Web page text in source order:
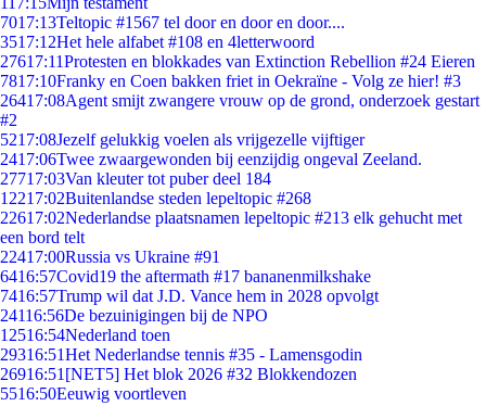
7017:13Teltopic #1567 tel door en door en door....
3517:12Het hele alfabet #108 en 4letterwoord
27617:11Protesten en blokkades van Extinction Rebellion #24 Eieren
7817:10Franky en Coen bakken friet in Oekraïne - Volg ze hier! #3
26417:08Agent smijt zwangere vrouw op de grond, onderzoek gestart
#2
5217:08Jezelf gelukkig voelen als vrijgezelle vijftiger
2417:06Twee zwaargewonden bij eenzijdig ongeval Zeeland.
27717:03Van kleuter tot puber deel 184
12217:02Buitenlandse steden lepeltopic #268
22617:02Nederlandse plaatsnamen lepeltopic #213 elk gehucht met
een bord telt
22417:00Russia vs Ukraine #91
6416:57Covid19 the aftermath #17 bananenmilkshake
7416:57Trump wil dat J.D. Vance hem in 2028 opvolgt
24116:56De bezuinigingen bij de NPO
12516:54Nederland toen
29316:51Het Nederlandse tennis #35 - Lamensgodin
26916:51 [NET5] Het blok 2026 #32 Blokkendozen
5516:50Eeuwig voortleven